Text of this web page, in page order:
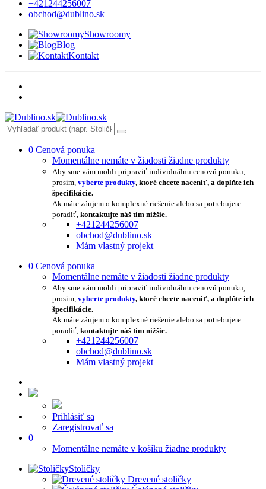
+421244256007
obchod@dublino.sk
Showroomy
Blog
Kontakt
0 Cenová ponuka
Momentálne nemáte v žiadosti žiadne produkty
Aby sme vám mohli pripraviť individuálnu cenovú ponuku,
prosím, vyberte produkty, ktoré chcete naceniť, a doplňte ich
špecifikácie.
Ak máte záujem o komplexné riešenie alebo sa potrebujete
poradiť, kontaktujte náš tím nižšie.
+421244256007
obchod@dublino.sk
Mám vlastný projekt
0 Cenová ponuka
Momentálne nemáte v žiadosti žiadne produkty
Aby sme vám mohli pripraviť individuálnu cenovú ponuku,
prosím, vyberte produkty, ktoré chcete naceniť, a doplňte ich
špecifikácie.
Ak máte záujem o komplexné riešenie alebo sa potrebujete
poradiť, kontaktujte náš tím nižšie.
+421244256007
obchod@dublino.sk
Mám vlastný projekt
Prihlásiť sa
Zaregistrovať sa
0
Momentálne nemáte v košíku žiadne produkty
Stoličky
Drevené stoličky